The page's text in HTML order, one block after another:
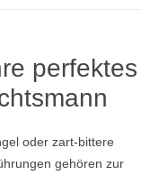
perfektes
oder zart-bittere
gehören zur